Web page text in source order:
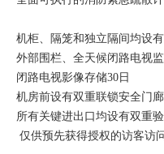
机柜、隔笼和独立隔间均设
外部围栏、全天候闭路电视
闭路电视影像存储30日
机房前设有双重联锁安全门廊
所有关键进出口均设有双重
仅供预先获得授权的访客访